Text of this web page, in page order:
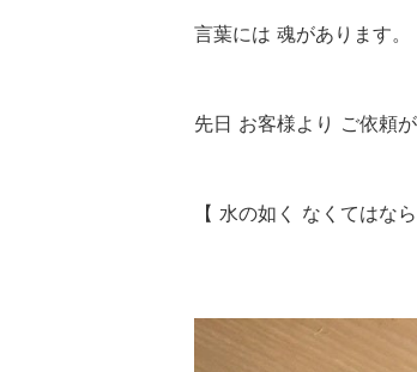
言葉には 魂があります。
先日 お客様より ご依頼が
【 水の如く なくてはな